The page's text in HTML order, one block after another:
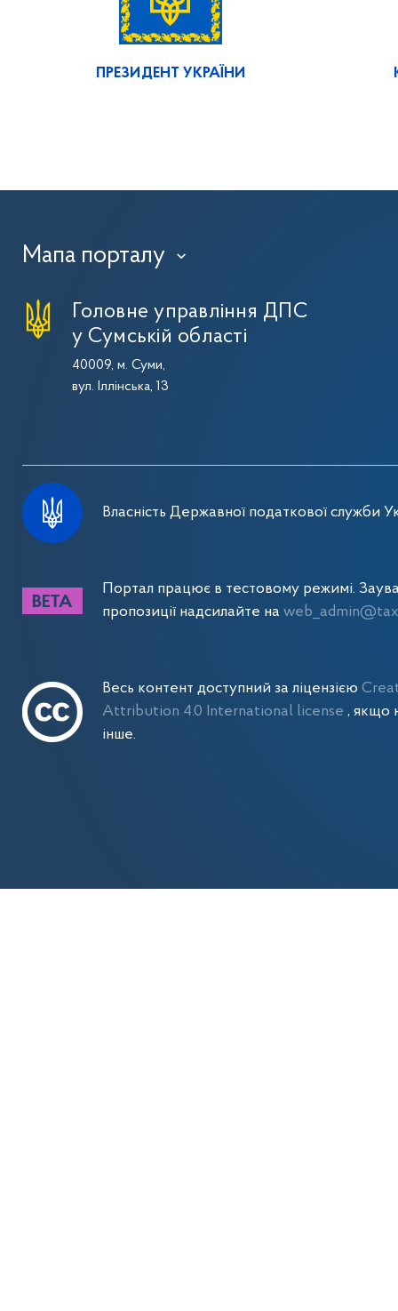
ПРЕЗИДЕНТ УКРАЇНИ
Мапа порталу ›
Головне управління ДПС
у Сумській області
40009, м. Суми,
вул. Іллінська, 13
Власність Державної податкової служби
Портал працює в тестовому режимі.
пропозиції надсилайте на
Весь контент доступний за ліцензією
Attribution 4.0 International license , якщо
інше.